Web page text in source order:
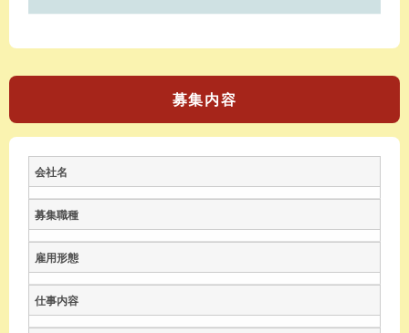
募集内容
会社名
募集職種
雇用形態
仕事内容